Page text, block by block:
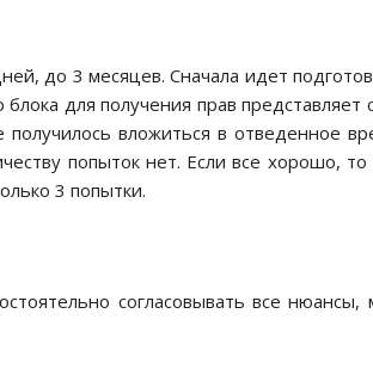
до 3 месяцев. Сначала идет
для получения прав
вложиться в отведенное
попыток нет. Если все хорошо, то
3 попытки.
согласовывать все нюансы,